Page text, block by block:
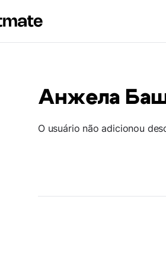
Анжела
O usuário não adicionou